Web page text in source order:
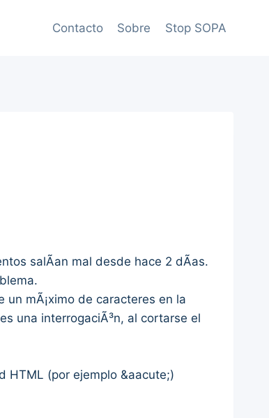
Contacto Sobre Stop SOPA
salÃ­an mal desde hace 2 dÃ­as.
un mÃ¡ximo de caracteres en la
una interrogaciÃ³n, al cortarse el
HTML (por ejemplo &aacute;)